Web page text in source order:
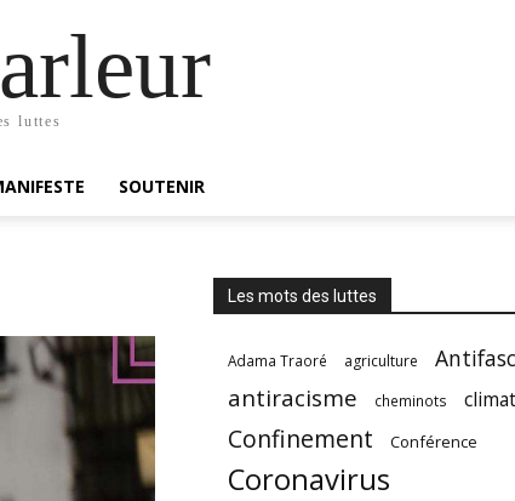
luttes
SOUTENIR
Les mots des luttes
Adama Traoré agriculture
antiracisme cheminots climat
Confinement Conférence
Coronavirus